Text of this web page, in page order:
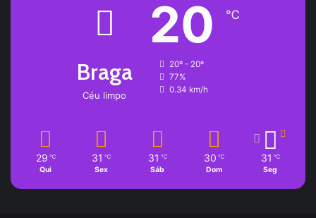
Braga
Céu limpo
20 ℃
20º - 20º
77%
0.34 km/h
29 ℃
Qui
31 ℃
Sex
31 ℃
Sáb
30 ℃
Dom
31 ℃
Seg